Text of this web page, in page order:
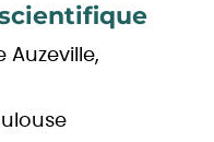
Auzeville,